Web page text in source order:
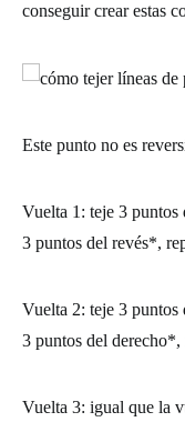
conseguir crear estas
Este punto no es
Vuelta 1: teje 3 puntos
3 puntos del revés*,
Vuelta 2: teje 3 puntos
3 puntos del
Vuelta 3: igual que la